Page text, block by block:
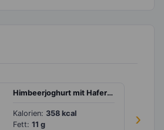
›
Himbeerjoghurt mit Haferflocken
Kalorien: 358 kcal
Fett: 11 g